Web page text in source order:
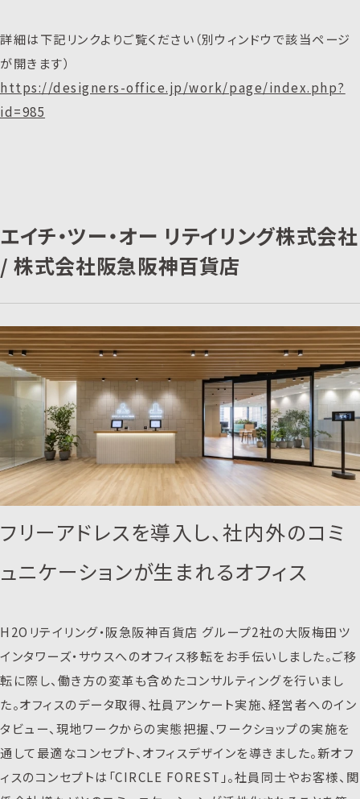
詳細は下記リンクよりご覧ください（別ウィンドウで該当ページ
が開きます）
https://designers-office.jp/work/page/index.php?
id=985
エイチ・ツー・オー リテイリング株式会社
/ 株式会社阪急阪神百貨店
フリーアドレスを導入し、社内外のコミ
ュニケーションが生まれるオフィス
H2Oリテイリング・阪急阪神百貨店 グループ2社の大阪梅田ツ
インタワーズ・サウスへのオフィス移転をお手伝いしました。ご移
転に際し、働き方の変革も含めたコンサルティングを行いまし
た。オフィスのデータ取得、社員アンケート実施、経営者へのイン
タビュー、現地ワークからの実態把握、ワークショップの実施を
通して最適なコンセプト、オフィスデザインを導きました。新オフ
ィスのコンセプトは「CIRCLE FOREST」。社員同士やお客様、関